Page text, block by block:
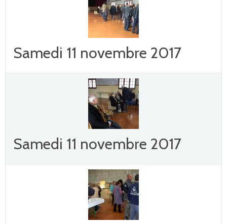
Samedi 11 novembre 2017
Samedi 11 novembre 2017